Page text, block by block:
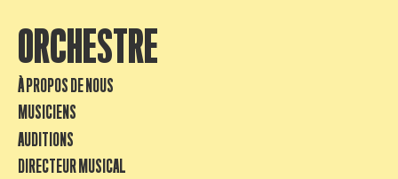
ORCHESTRE
À PROPOS DE NOUS
MUSICIENS
AUDITIONS
DIRECTEUR MUSICAL